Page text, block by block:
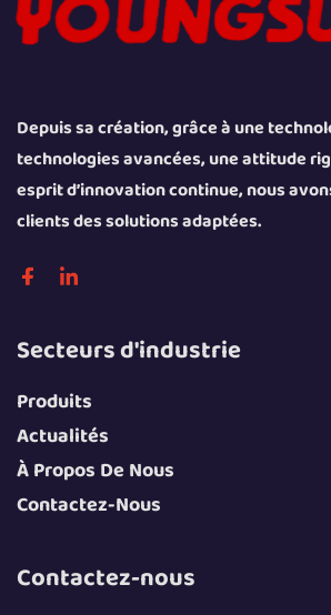
Depuis sa création, grâce à une
technologies avancées, une attitude
esprit d’innovation continue, nous
clients des solutions adaptées.
Secteurs d'industrie
Produits
Actualités
À Propos De Nous
Contactez-Nous
Contactez-nous